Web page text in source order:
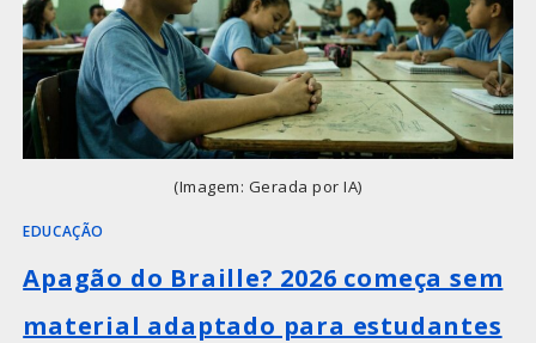
(Imagem: Gerada por IA)
EDUCAÇÃO
Apagão do Braille? 2026 começa sem
material adaptado para estudantes